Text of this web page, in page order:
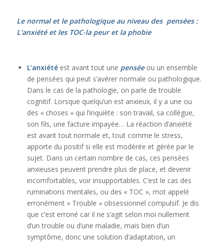
Le normal et le pathologique au niveau des pensées :
L’anxiété et les TOC-la peur et la phobie
L’anxiétéest avant tout une penséeou un ensemble
de pensées qui peut s’avérer normale ou pathologique.
Dans le cas de la pathologie, on parle de trouble
cognitif. Lorsque quelqu’un est anxieux, il y a une ou
des « choses » qui l’inquiète : son travail, sa collègue,
son fils, une facture impayée… La réaction d’anxiété
est avant tout normale et, tout comme le stress,
apporte du positif si elle est modérée et gérée par le
sujet. Dans un certain nombre de cas, ces pensées
anxieuses peuvent prendre plus de place, et devenir
incomfortables, voir insupportables. C’est le cas des
ruminations mentales, ou des « TOC », mot appelé
erronément « Trouble » obsessionnel compulsif. Je dis
que c’est erroné car il ne s’agit selon moi nullement
d’un trouble ou d’une maladie, mais bien d’un
symptôme, donc une solution d’adaptation, un